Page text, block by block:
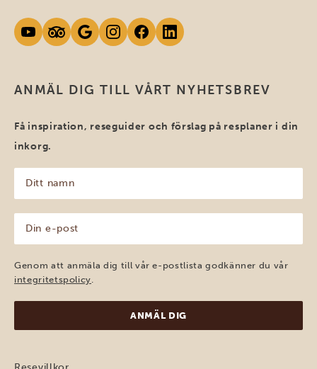
ANMÄL DIG TILL VÅRT NYHETSBREV
Få inspiration, reseguider och förslag på resplaner i din
inkorg.
namn
(Obligatoriskt)
post
(Obligatoriskt)
Genom att anmäla dig till vår e-postlista godkänner du vår
integritetspolicy.